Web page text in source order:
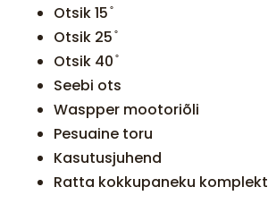
Otsik 15 ̊
Otsik 25 ̊
Otsik 40 ̊
Seebi ots
Waspper mootoriõli
Pesuaine toru
Kasutusjuhend
Ratta kokkupaneku komplekt